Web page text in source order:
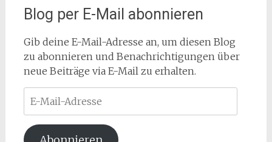
Blog per E-Mail abonnieren
Gib deine E-Mail-Adresse an, um diesen Blog
zu abonnieren und Benachrichtigungen über
neue Beiträge via E-Mail zu erhalten.
Mail-
Adresse